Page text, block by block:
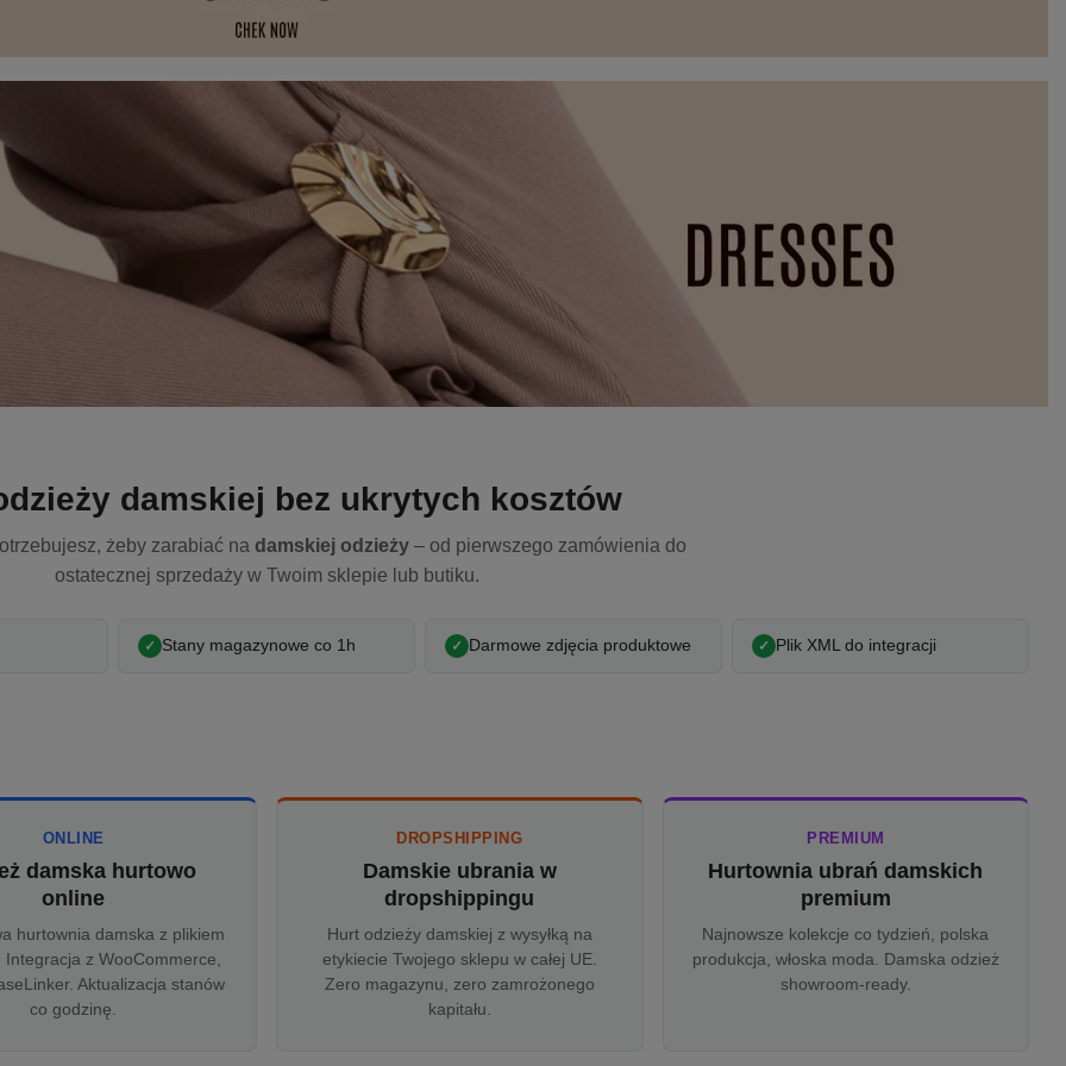
damskiej bez ukrytych kosztów
żeby zarabiać na damskiej odzieży – od pierwszego zamówienia do
ostatecznej sprzedaży w Twoim sklepie lub butiku.
Stany magazynowe co 1h Darmowe zdjęcia produktowe Plik XML do integracji
ONLINE
damska hurtowo
online
hurtownia damska z plikiem
Integracja z WooCommerce,
Aktualizacja stanów
co godzinę.
DROPSHIPPING
Damskie ubrania w
dropshippingu
Hurt odzieży damskiej z wysyłką na
etykiecie Twojego sklepu w całej UE.
Zero magazynu, zero zamrożonego
kapitału.
PREMIUM
Hurtownia ubrań damskich
premium
Najnowsze kolekcje co tydzień, polska
produkcja, włoska moda. Damska odzież
showroom-ready.